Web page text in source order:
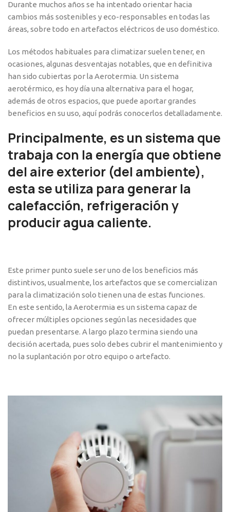
Durante muchos años se ha intentado orientar hacia
cambios más sostenibles y eco-responsables en todas las
áreas, sobre todo en artefactos eléctricos de uso doméstico.
Los métodos habituales para climatizar suelen tener, en
ocasiones, algunas desventajas notables, que en definitiva
han sido cubiertas por la Aerotermia. Un sistema
aerotérmico, es hoy día una alternativa para el hogar,
además de otros espacios, que puede aportar grandes
beneficios en su uso, aquí podrás conocerlos detalladamente.
Principalmente, es un sistema que
trabaja con la energía que obtiene
del aire exterior (del ambiente),
esta se utiliza para generar la
calefacción, refrigeración y
producir agua caliente.
Este primer punto suele ser uno de los beneficios más
distintivos, usualmente, los artefactos que se comercializan
para la climatización solo tienen una de estas funciones.
En este sentido, la Aerotermia es un sistema capaz de
ofrecer múltiples opciones según las necesidades que
puedan presentarse. A largo plazo termina siendo una
decisión acertada, pues solo debes cubrir el mantenimiento y
no la suplantación por otro equipo o artefacto.